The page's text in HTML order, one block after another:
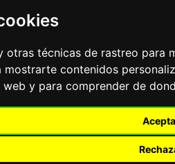
otras técnicas de rastreo para
mostrarte contenidos
y para comprender de